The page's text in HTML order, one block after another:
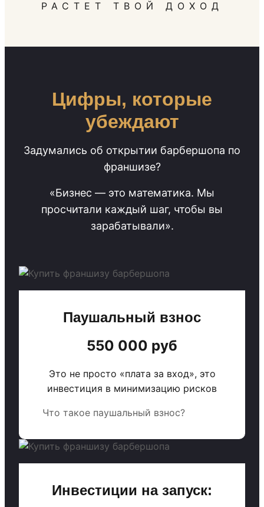
РАСТЕТ ТВОЙ ДОХОД
Цифры, которые
убеждают
Задумались об открытии барбершопа по
франшизе?
«Бизнес — это математика. Мы
просчитали каждый шаг, чтобы вы
зарабатывали».
Паушальный взнос
550 000 руб
Это не просто «плата за вход», это
инвестиция в минимизацию рисков
Что такое паушальный взнос?
Инвестиции на запуск: